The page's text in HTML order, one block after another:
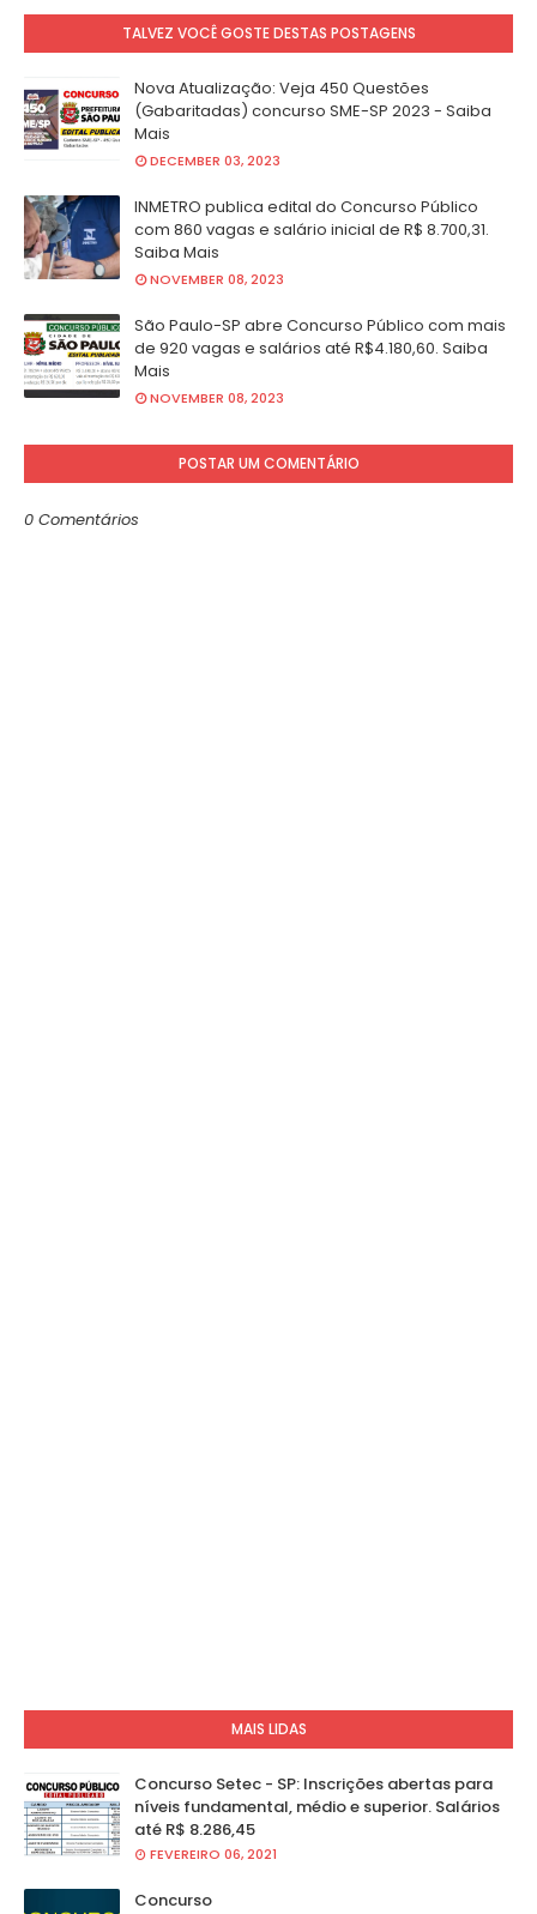
TALVEZ VOCÊ GOSTE DESTAS POSTAGENS
Nova Atualização: Veja 450 Questões
(Gabaritadas) concurso SME-SP 2023 - Saiba
Mais
DECEMBER 03, 2023
INMETRO publica edital do Concurso Público
com 860 vagas e salário inicial de R$ 8.700,31.
Saiba Mais
NOVEMBER 08, 2023
São Paulo-SP abre Concurso Público com mais
de 920 vagas e salários até R$4.180,60. Saiba
Mais
NOVEMBER 08, 2023
POSTAR UM COMENTÁRIO
0 Comentários
MAIS LIDAS
Concurso Setec - SP: Inscrições abertas para
níveis fundamental, médio e superior. Salários
até R$ 8.286,45
FEVEREIRO 06, 2021
Concurso